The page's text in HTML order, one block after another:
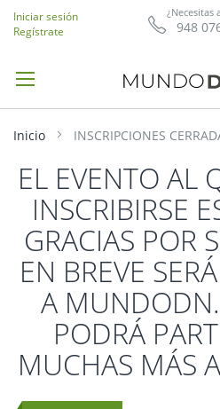
¿Necesitas
948
Iniciar sesión
Regístrate
Inicio INSCRIPCIONES
EL EVENTO AL
INSCRIBIRSE
GRACIAS POR
EN BREVE
A
PODRÁ
MUCHAS MÁS